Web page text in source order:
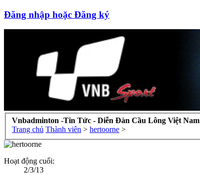
Đăng nhập hoặc Đăng ký
Vnbadminton -Tin Tức - Diễn Đàn Cầu Lông Việt Nam
Trang chủ Thành viên > hertoorne >
Hoạt động cuối:
2/3/13